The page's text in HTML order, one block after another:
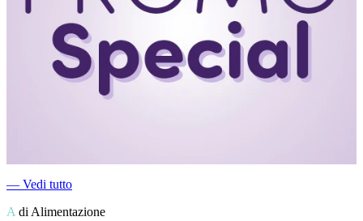
― Vedi tutto
A di Alimentazione